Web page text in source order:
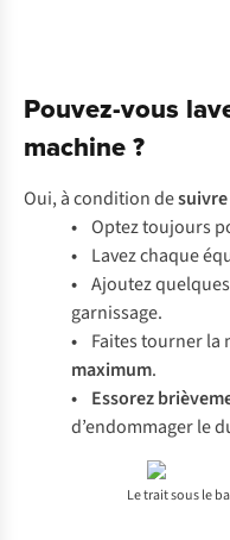
Pouvez-vous
machine ?
Oui, à condition de
• Optez toujours
• Lavez chaque
• Ajoutez quelques
garnissage.
• Faites tourner la
maximum.
• Essorez
d’endommager le
Le trait sous le